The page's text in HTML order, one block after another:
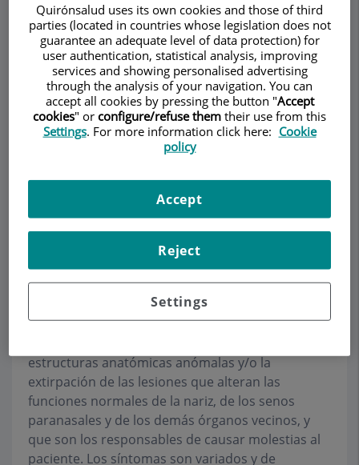
Cirugía endoscópica
¿Qué es la cirugía endoscópica
nasosinusal?
La cirugía endoscópica nasosinusal es una
intervención que agrupa variadas técnicas
quirúrgicas. Todas ellas tienen en común las
actuaciones quirúrgicas en el interior de la nariz,
visualizando y manipulando las estructuras a
través de las fosas nasales, utilizando
instrumentos ópticos (endoscopios con
posibilidad de conectarse a sistemas de televisión
y grabación de vídeo) e instrumental quirúrgico
estructuras anatómicas anómalas y/o la
extirpación de las lesiones que alteran las
funciones normales de la nariz, de los senos
paranasales y de los demás órganos vecinos, y
que son los responsables de causar molestias al
paciente. Los síntomas son variados y de
Quirónsalud uses its own cookies and those of third
parties (located in countries whose legislation does not
guarantee an adequate level of data protection) for
user authentication, statistical analysis, improving
services and showing personalised advertising
through the analysis of your navigation. You can
accept all cookies by pressing the button "Accept
cookies" or configure/refuse them their use from this
Settings. For more information click here: Cookie
policy
Settings
Reject
Accept